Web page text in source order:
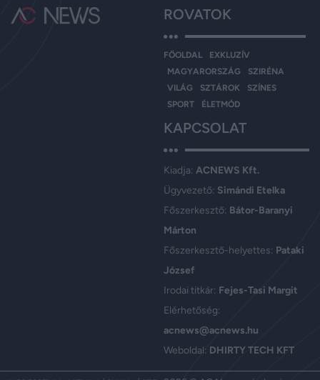
ROVATOK
FŐOLDAL
EXKLUZÍV
MAGYARORSZÁG
SZIRÉNA
VILÁG
SZTÁROK
SZÍNES
SPORT
ÉLETMÓD
KAPCSOLAT
Kiadja: ACNEWS Kft.
Ügyvezető: Simándi Etelka
Főszerkesztő: Bátor-Baranyi
Márton
Főszerkesztő-helyettes: Pataki
József
Irodai titkár: Fejes-Tasi Margit
Elérhetőség:
acnews@acnews.hu
Weboldal: DHIRTY TECH KFT